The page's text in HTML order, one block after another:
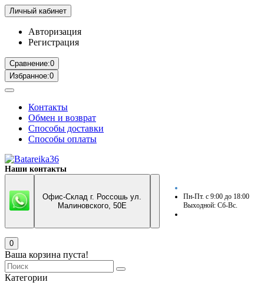
Личный кабинет
Авторизация
Регистрация
Сравнение:0
Избранное:0
Контакты
Обмен и возврат
Способы доставки
Способы оплаты
Наши контакты
Офис-Склад г. Россошь ул.
Малиновского, 50Е
Пн-Пт. с 9:00 до 18:00
Выходной: Сб-Вс.
0
Ваша корзина пуста!
Категории